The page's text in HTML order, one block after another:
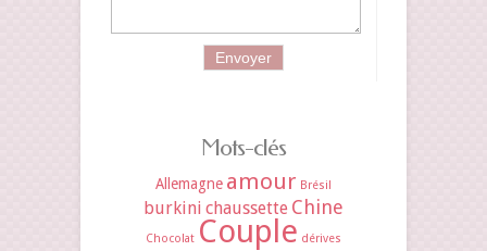
Mots-clés
Allemagne amour Brésil
burkini chaussette Chine
Chocolat Couple dérives